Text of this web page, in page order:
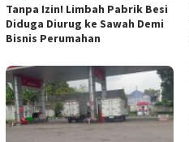
Tanpa Izin! Limbah Pabrik Besi
Diduga Diurug ke Sawah Demi
Bisnis Perumahan